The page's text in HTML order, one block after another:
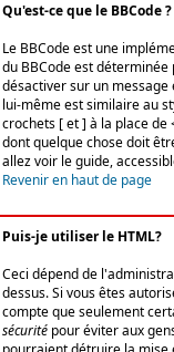
Qu'est-ce que le BBCode ?
Le BBCode est une
du BBCode est
désactiver sur un
lui-même est similaire au
crochets [ et ] à la place
dont quelque chose doit
allez voir le guide,
Revenir en haut de page
Puis-je utiliser le HTML?
Ceci dépend de
dessus. Si vous êtes
compte que seulement
sécurité pour éviter aux